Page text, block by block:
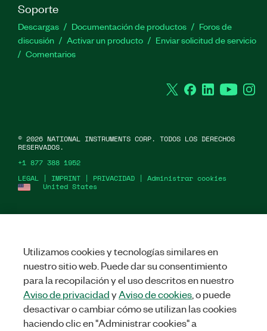
Soporte
Descargas Documentación de productos
Foros de
discusión
Activar un producto
Enviar solicitud de servicio
Comentarios
TwitterFacebook
LinkedIn
United States
LEGAL | IMPRINT | PRIVACIDAD | Administrar cookies
© 2026 NATIONAL INSTRUMENTS CORP. TODOS LOS DERECHOS
RESERVADOS.
+1 877 388 1952
Utilizamos cookies y tecnologías similares en
nuestro sitio web. Puede dar su consentimiento
para la recopilación y el uso descritos en nuestro
Aviso de privacidadyAviso de cookies , o puede
desactivar o cambiar cómo se utilizan las cookies
haciendo clic en "Administrar cookies" a